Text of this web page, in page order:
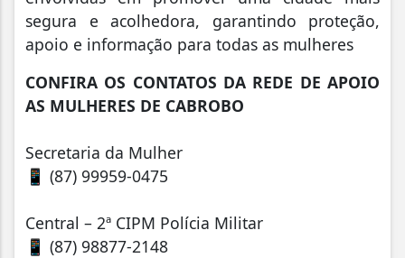
segura e acolhedora, garantindo proteção,
apoio e informação para todas as mulheres
CONFIRA OS CONTATOS DA REDE DE APOIO
AS MULHERES DE CABROBO
Secretaria da Mulher
📱 (87) 99959-0475
Central – 2ª CIPM Polícia Militar
📱 (87) 98877-2148